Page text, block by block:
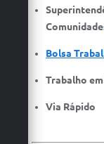
Bolsa
Trabalho
Via Rápido